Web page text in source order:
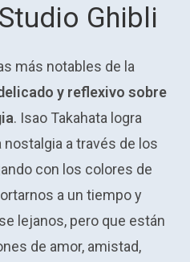
Ghibli
más notables de la
y reflexivo sobre
. Isao Takahata logra
a través de los
con los colores de
a un tiempo y
lejanos, pero que están
de amor, amistad,